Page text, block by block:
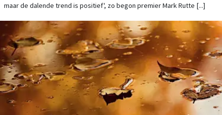
maar de dalende trend is positief', zo begon premier Mark Rutte [...]